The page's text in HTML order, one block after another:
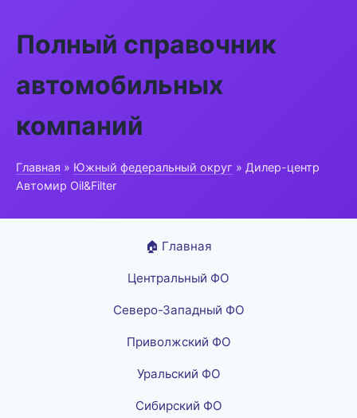
Полный справочник
автомобильных
компаний
Главная » Южный федеральный округ » Дилер-центр
Автомир Oil&Filter
🏠 Главная
Центральный ФО
Северо-Западный ФО
Приволжский ФО
Уральский ФО
Сибирский ФО